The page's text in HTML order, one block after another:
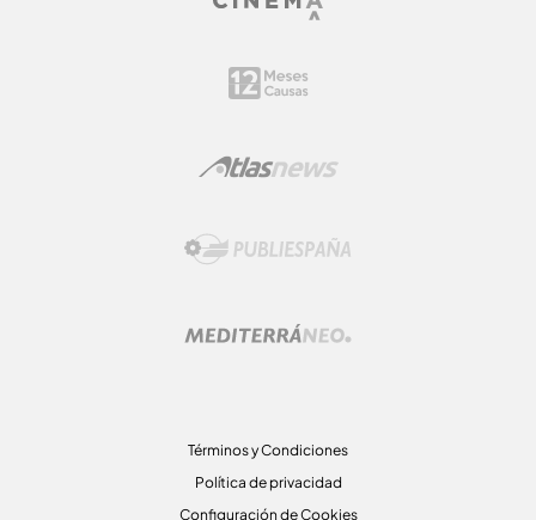
Términos y Condiciones
Política de privacidad
Configuración de Cookies